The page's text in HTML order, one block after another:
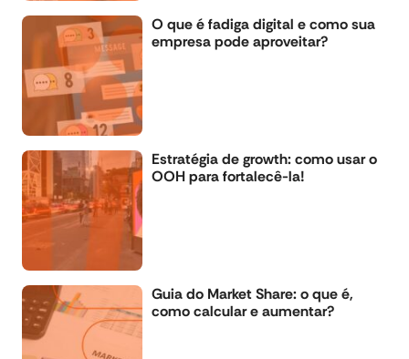
O que é fadiga digital e como sua
empresa pode aproveitar?
Estratégia de growth: como usar o
OOH para fortalecê-la!
Guia do Market Share: o que é,
como calcular e aumentar?